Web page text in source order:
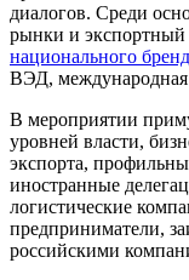
диалогов. Cреди
рынки и экспортный
национального
ВЭД, международная
В мероприятии
уровней власти,
экспорта,
иностранные
логистические
предприниматели,
российскими